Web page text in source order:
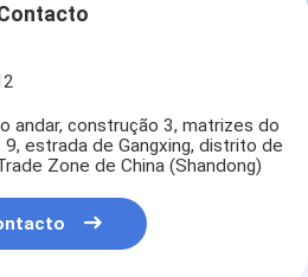
andar, construção 3, matrizes do
9, estrada de Gangxing, distrito de
Zone de China (Shandong)